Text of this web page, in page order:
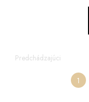
Predchádzajúci
1